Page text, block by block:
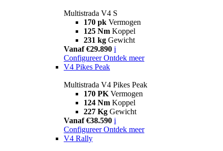
Multistrada V4 S
170 pk Vermogen
125 Nm Koppel
231 kg Gewicht
Vanaf €29.890 i
Configureer Ontdek meer
V4 Pikes Peak
Multistrada V4 Pikes Peak
170 PK Vermogen
124 Nm Koppel
227 Kg Gewicht
Vanaf €38.590 i
Configureer Ontdek meer
V4 Rally